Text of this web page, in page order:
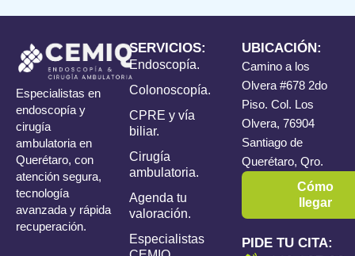
Especialistas en
endoscopía y
cirugía
ambulatoria en
Querétaro, con
atención segura,
tecnología
avanzada y rápida
recuperación.
SERVICIOS:
Endoscopía.
Colonoscopía.
CPRE y vía
biliar.
Cirugía
ambulatoria.
Agenda tu
valoración.
Especialistas
UBICACIÓN:
Camino a los
Olvera #678 2do
Piso. Col. Los
Olvera, 76904
Santiago de
Querétaro, Qro.
Cómo
llegar
PIDE TU CITA: